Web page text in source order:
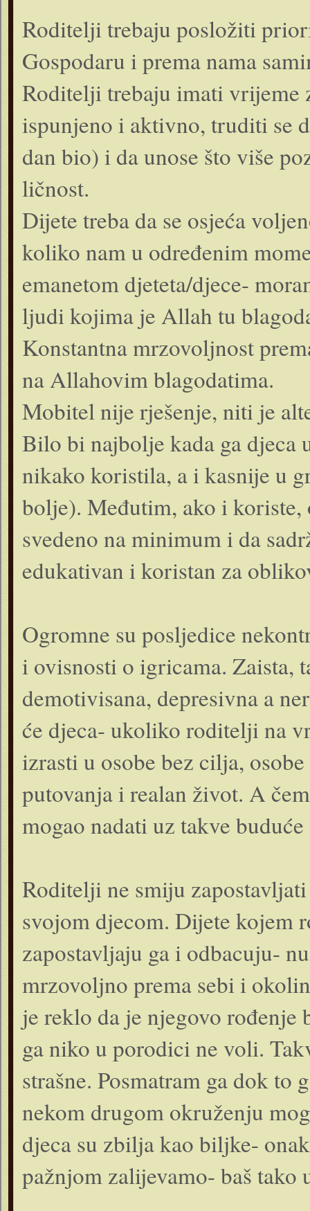
Roditelji trebaju posložiti
Gospodaru i prema nama
Roditelji trebaju imati vrijeme
ispunjeno i aktivno, truditi se
dan bio) i da unose što više
ličnost.
Dijete treba da se osjeća
koliko nam u određenim
emanetom djeteta/djece-
ljudi kojima je Allah tu
Konstantna mrzovoljnost
na Allahovim blagodatima.
Mobitel nije rješenje, niti je
Bilo bi najbolje kada ga djeca
nikako koristila, a i kasnije u
bolje). Međutim, ako i koriste,
svedeno na minimum i da
edukativan i koristan za
Ogromne su posljedice
i ovisnosti o igricama. Zaista,
demotivisana, depresivna a
će djeca- ukoliko roditelji na
izrasti u osobe bez cilja,
putovanja i realan život. A
mogao nadati uz takve
Roditelji ne smiju
svojom djecom. Dijete kojem
zapostavljaju ga i odbacuju-
mrzovoljno prema sebi i
je reklo da je njegovo rođenje
ga niko u porodici ne voli.
strašne. Posmatram ga dok
nekom drugom okruženju
djeca su zbilja kao biljke-
pažnjom zalijevamo- baš